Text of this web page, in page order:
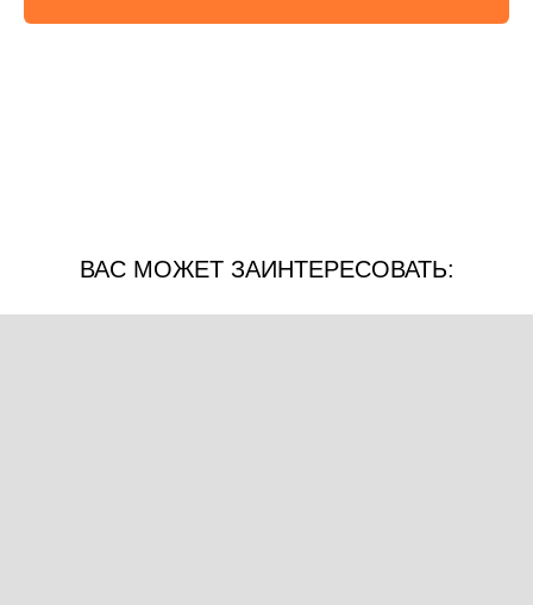
ВАС МОЖЕТ ЗАИНТЕРЕСОВАТЬ: